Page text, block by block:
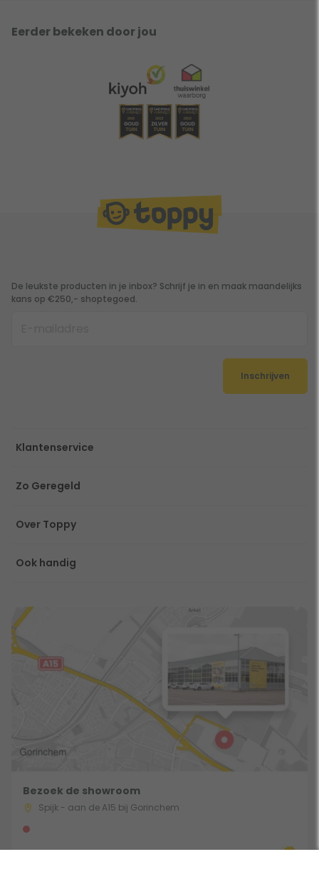
Eerder bekeken door jou
De leukste producten in je inbox? Schrijf je in en maak maandelijks
kans op €250,- shoptegoed.
Inschrijven
Klantenservice
Zo Geregeld
Over Toppy
Ook handig
Bezoek de showroom
Spijk - aan de A15 bij Gorinchem